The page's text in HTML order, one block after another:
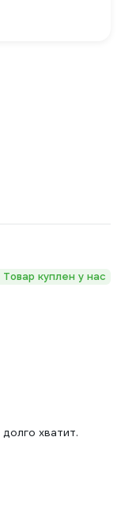
Товар куплен у нас
хватит.